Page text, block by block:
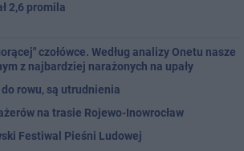
2,6 promila
czołówce. Według analizy Onetu nasze
z najbardziej narażonych na upały
do rowu, są utrudnienia
na trasie Rojewo-Inowrocław
Festiwal Pieśni Ludowej